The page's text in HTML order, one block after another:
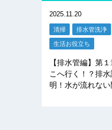
2025.11.20
清掃 排水管洗浄
生活お役立ち
【排水管編】第
こへ行く！？排
明！水が流れない